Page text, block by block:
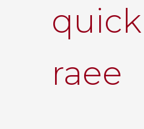
quick
raee